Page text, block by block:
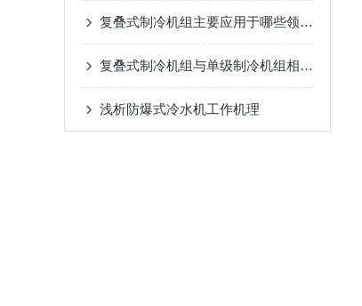
复叠式制冷机组主要应用于哪些领域？
复叠式制冷机组与单级制冷机组相比有哪些优势？
浅析​防爆式冷水机工作机理